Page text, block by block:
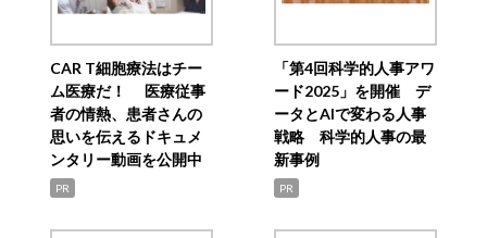
CAR T細胞療法はチー
ム医療だ！ 医療従事
者の情熱、患者さんの
思いを伝えるドキュメ
ンタリー動画を公開中
PR
「第4回科学的人事アワ
ード2025」を開催 デ
ータとAIで変わる人事
戦略 科学的人事の最
新事例
PR